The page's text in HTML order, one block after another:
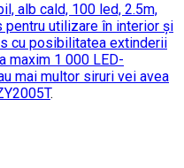
alb cald, 100 led, 2.5m,
pentru utilizare în interior și
cu posibilitatea extinderii
maxim 1 000 LED-
mai multor siruri vei avea
.